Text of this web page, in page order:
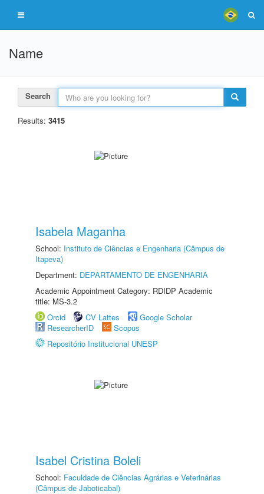
Name
Search
Results: 3415
Isabela Maganha
School: Instituto de Ciências e Engenharia (Câmpus de
Itapeva)
Department: DEPARTAMENTO DE ENGENHARIA
Academic Appointment Category: RDIDP Academic
title: MS-3.2
Orcid
CV Lattes
Google Scholar
ResearcherID
Scopus
Repositório Institucional UNESP
Isabel Cristina Boleli
School: Faculdade de Ciências Agrárias e Veterinárias
(Câmpus de Jaboticabal)